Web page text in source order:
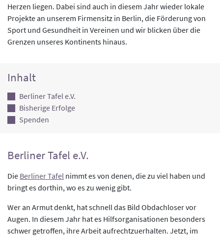
Herzen liegen. Dabei sind auch in diesem Jahr wieder lokale
Projekte an unserem Firmensitz in Berlin, die Förderung von
Sport und Gesundheit in Vereinen und wir blicken über die
Grenzen unseres Kontinents hinaus.
Inhalt
Berliner Tafel e.V.
Bisherige Erfolge
Spenden
Berliner Tafel e.V.
Die Berliner Tafel nimmt es von denen, die zu viel haben und
bringt es dorthin, wo es zu wenig gibt.
Wer an Armut denkt, hat schnell das Bild Obdachloser vor
Augen. In diesem Jahr hat es Hilfsorganisationen besonders
schwer getroffen, ihre Arbeit aufrechtzuerhalten. Jetzt, im